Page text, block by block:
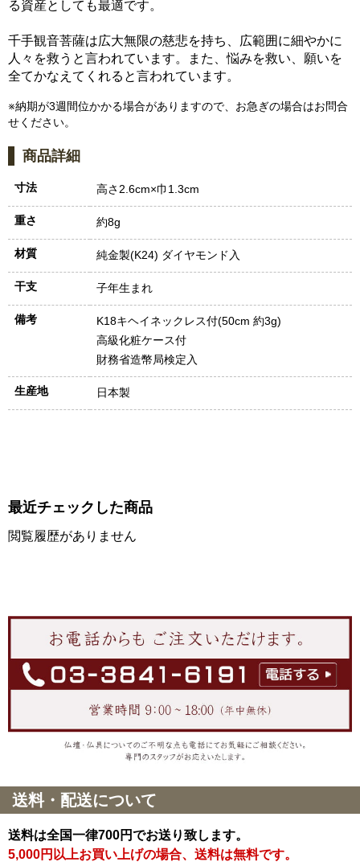
る資産としても最適です。
千手観音菩薩は広大無限の慈悲を持ち、広範囲に細やかに
人々を救うと言われています。また、悩みを救い、願いを
全てかなえてくれると言われています。
※納期が3週間位かかる場合がありますので、お急ぎの場合はお問合
せください。
商品詳細
寸法 高さ2.6cm×巾1.3cm
重さ 約8g
材質 純金製(K24) ダイヤモンド入
干支 子年生まれ
備考
K18キヘイネックレス付(50cm 約3g)
高級化粧ケース付
財務省造幣局検定入
生産地 日本製
最近チェックした商品
閲覧履歴がありません
送料・配送について
送料は全国一律700円でお送り致します。
5,000円以上お買い上げの場合、送料は無料です。